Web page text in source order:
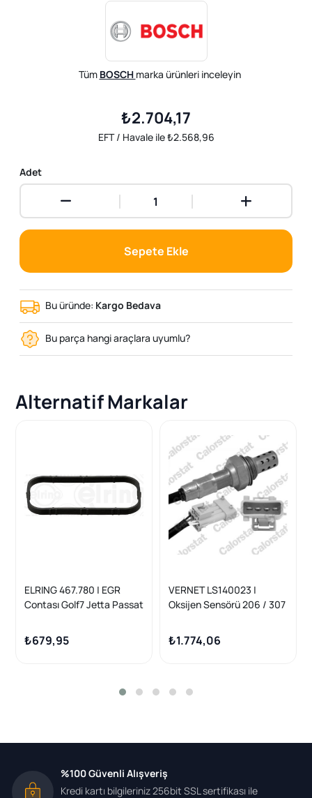
Tüm BOSCH marka ürünleri inceleyin
₺2.704,17
EFT / Havale ile ₺2.568,96
Adet
Sepete Ekle
Bu üründe: Kargo Bedava
Bu parça hangi araçlara uyumlu?
Alternatif Markalar
ELRING 467.780 | EGR
Contası Golf7 Jetta Passat
1.6 2.0 TDI 13-
₺679,95
VERNET LS140023 |
Oksijen Sensörü 206 / 307
₺1.774,06
%100 Güvenli Alışveriş
Kredi kartı bilgileriniz 256bit SSL sertifikası ile